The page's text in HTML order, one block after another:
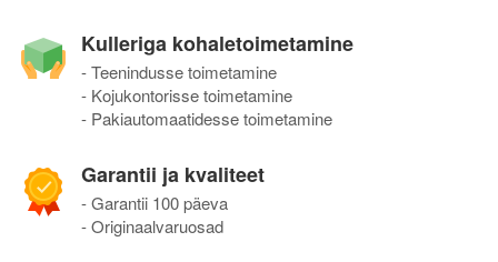
Kulleriga kohaletoimetamine
- Teenindusse toimetamine
- Kojukontorisse toimetamine
- Pakiautomaatidesse toimetamine
Garantii ja kvaliteet
- Garantii 100 päeva
- Originaalvaruosad